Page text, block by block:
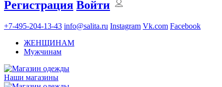
Регистрация Войти
+7-495-204-13-43 info@salita.ru Instagram Vk.com Facebook
ЖЕНЩИНАМ
Мужчинам
Наши магазины